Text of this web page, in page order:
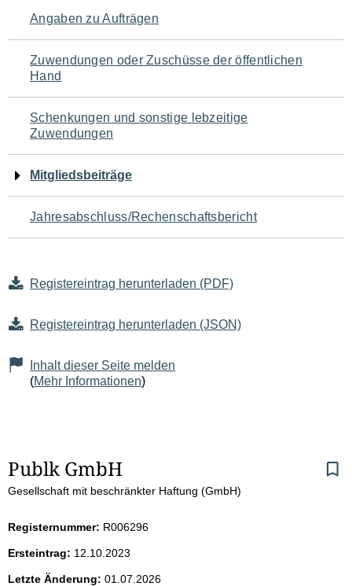
Angaben zu Aufträgen
Zuwendungen oder Zuschüsse der öffentlichen
Hand
Schenkungen und sonstige lebzeitige
Zuwendungen
Mitgliedsbeiträge
Jahresabschluss/Rechenschaftsbericht
Registereintrag herunterladen (PDF)
Registereintrag herunterladen (JSON)
Inhalt dieser Seite melden
(Mehr Informationen)
S
e
i
t
Publk GmbH
Gesellschaft mit beschränkter Haftung (GmbH)
Registernummer: R006296
Ersteintrag: 12.10.2023
Letzte Änderung: 01.07.2026